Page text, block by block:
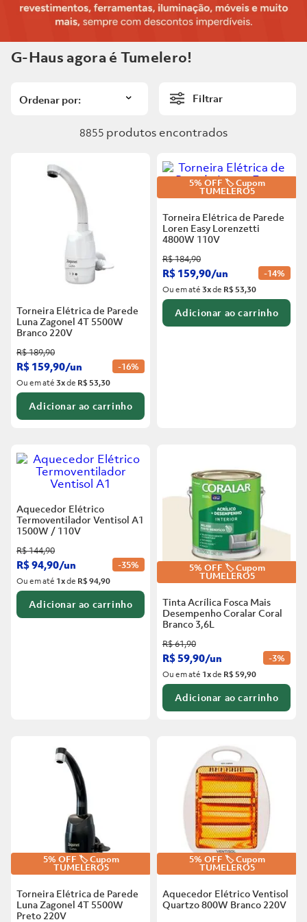
G-Haus agora é Tumelero!
Filtrar
8855 produtos
Torneira Elétrica de Parede
Luna Zagonel 4T 5500W
Branco 220V
R$189,90
R$ 159,90/un -16%
Ou em até3xde R$ 53,30
Adicionar ao carrinho
5% OFF 🏷️ Cupom
TUMELERO5
Torneira Elétrica de Parede
Loren Easy Lorenzetti
4800W 110V
R$184,90
R$ 159,90/un -14%
Ou em até3xde R$ 53,30
Adicionar ao carrinho
Aquecedor Elétrico
Termoventilador Ventisol A1
1500W / 110V
R$144,90
R$94,90/un -35%
Ou em até 1xde R$ 94,90
Adicionar ao carrinho
5% OFF 🏷️ Cupom
TUMELERO5
Tinta Acrílica Fosca Mais
Desempenho Coralar Coral
Branco 3,6L
R$61,90
R$59,90/un -3%
Ou em até 1xde R$ 59,90
Adicionar ao carrinho
5% OFF 🏷️ Cupom
TUMELERO5
Torneira Elétrica de Parede
Luna Zagonel 4T 5500W
Preto 220V
5% OFF 🏷️ Cupom
TUMELERO5
Aquecedor Elétrico Ventisol
Quartzo 800W Branco 220V
6º Telha
8º Vaso Sanitário
Porta
8º Vaso Sanitário
Rodapé